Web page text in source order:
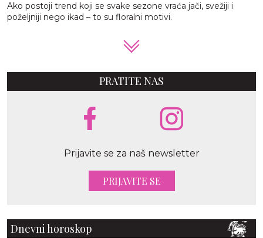
Ako postoji trend koji se svake sezone vraća jači, svežiji i
poželjniji nego ikad – to su floralni motivi.
PRATITE NAS
Prijavite se za naš newsletter
PRIJAVITE SE
Dnevni horoskop